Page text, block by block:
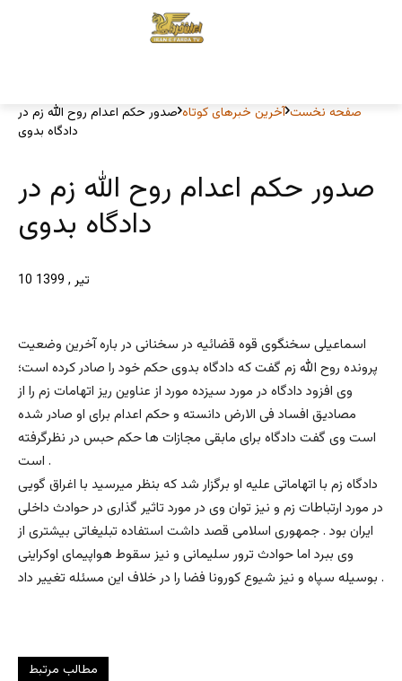
صفحه نخست آخرین خبرهای کوتاه صدور حکم اعدام روح الله زم در
دادگاه بدوی
صدور حکم اعدام روح الله زم در
دادگاه بدوی
10 تیر , 1399
اسماعیلی سخنگوی قوه قضائیه در سخنانی در باره آخرین وضعیت
پرونده روح الله زم گفت که دادگاه بدوی حکم خود را صادر کرده است؛
وی افزود دادگاه در مورد سیزده مورد از عناوین ریز اتهامات زم را از
مصادیق افساد فی الارض دانسته و حکم اعدام برای او صادر شده
است وی گفت دادگاه برای مابقی مجازات ها حکم حبس در نظرگرفته
است .
دادگاه زم با اتهاماتی علیه او برگزار شد که بنظر میرسید با اغراق گویی
در مورد ارتباطات زم و نیز توان وی در مورد تاثیر گذاری در حوادث داخلی
ایران بود . جمهوری اسلامی قصد داشت استفاده تبلیغاتی بیشتری از
وی ببرد اما حوادث ترور سلیمانی و نیز سقوط هواپیمای اوکراینی
بوسیله سپاه و نیز شیوع کورونا فضا را در خلاف این مسئله تغییر داد .
مطالب مرتبط